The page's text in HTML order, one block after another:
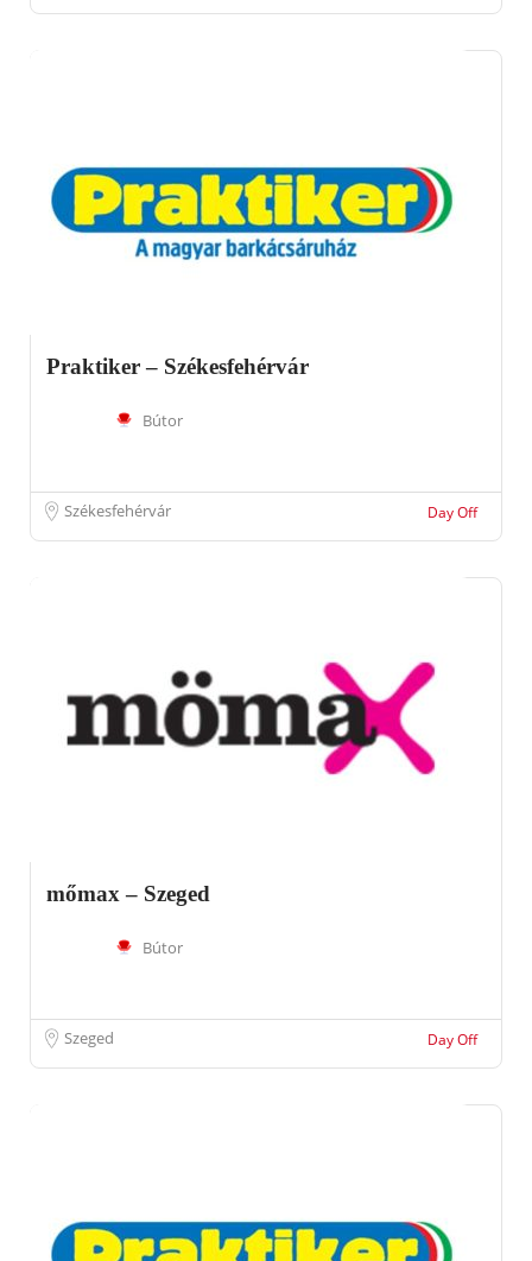
Praktiker – Székesfehérvár
Bútor
Székesfehérvár Day Off
mőmax – Szeged
Bútor
Szeged Day Off